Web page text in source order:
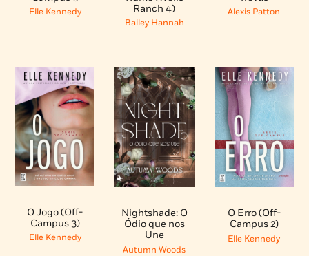
Elle Kennedy
Ranch 4)
Bailey Hannah
Alexis Patton
O Jogo (Off-
Campus 3)
Elle Kennedy
Nightshade: O
Ódio que nos
Une
Autumn Woods
O Erro (Off-
Campus 2)
Elle Kennedy